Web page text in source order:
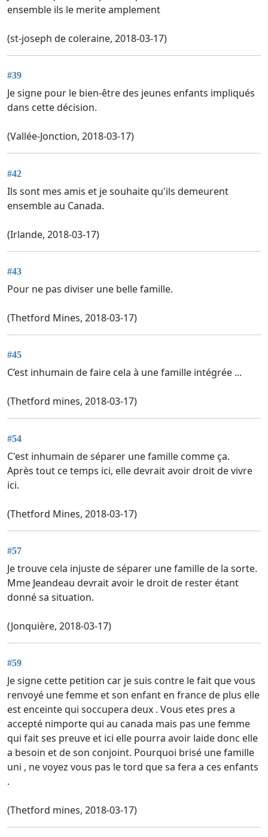
ensemble ils le merite amplement
(st-joseph de coleraine, 2018-03-17)
#39
Je signe pour le bien-être des jeunes enfants impliqués
dans cette décision.
(Vallée-Jonction, 2018-03-17)
#42
Ils sont mes amis et je souhaite qu'ils demeurent
ensemble au Canada.
(Irlande, 2018-03-17)
#43
Pour ne pas diviser une belle famille.
(Thetford Mines, 2018-03-17)
#45
C’est inhumain de faire cela à une famille intégrée ...
(Thetford mines, 2018-03-17)
#54
C'est inhumain de séparer une famille comme ça.
Après tout ce temps ici, elle devrait avoir droit de vivre
ici.
(Thetford Mines, 2018-03-17)
#57
Je trouve cela injuste de séparer une famille de la sorte.
Mme Jeandeau devrait avoir le droit de rester étant
donné sa situation.
(Jonquière, 2018-03-17)
#59
Je signe cette petition car je suis contre le fait que vous
renvoyé une femme et son enfant en france de plus elle
est enceinte qui soccupera deux . Vous etes pres a
accepté nimporte qui au canada mais pas une femme
qui fait ses preuve et ici elle pourra avoir laide donc elle
a besoin et de son conjoint. Pourquoi brisé une famille
uni , ne voyez vous pas le tord que sa fera a ces enfants
.
(Thetford mines, 2018-03-17)